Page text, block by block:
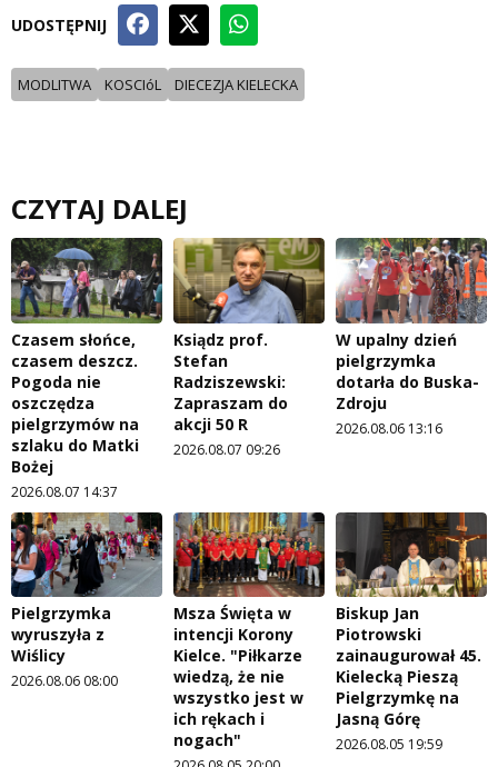
UDOSTĘPNIJ
MODLITWA KOSCIóL DIECEZJA KIELECKA
CZYTAJ DALEJ
Czasem słońce,
czasem deszcz.
Pogoda nie
oszczędza
pielgrzymów na
szlaku do Matki
Bożej
2026.08.07 14:37
Ksiądz prof.
Stefan
Radziszewski:
Zapraszam do
akcji 50 R
2026.08.07 09:26
W upalny dzień
pielgrzymka
dotarła do Buska-
Zdroju
2026.08.06 13:16
Pielgrzymka
wyruszyła z
Wiślicy
2026.08.06 08:00
Msza Święta w
intencji Korony
Kielce. "Piłkarze
wiedzą, że nie
wszystko jest w
ich rękach i
nogach"
Biskup Jan
Piotrowski
zainaugurował 45.
Kielecką Pieszą
Pielgrzymkę na
Jasną Górę
2026.08.05 19:59